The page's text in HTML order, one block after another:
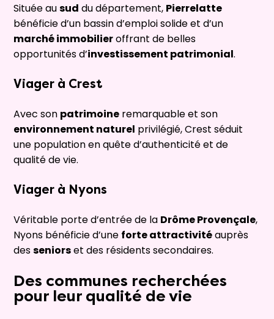
Située ausud du département, Pierrelatte
bénéficie d’un bassin d’emploi solide et d’un
marché immobilieroffrant de belles
opportunités d’investissement patrimonial.
Viager à Crest
Avec son patrimoine remarquable et son
environnement naturel privilégié, Crest séduit
une population en quête d’authenticité et de
qualité de vie.
Viager à Nyons
Véritable porte d’entrée de la Drôme Provençale,
Nyons bénéficie d’une forte attractivitéauprès
desseniorset des résidents secondaires.
Des communes recherchées
pour leur qualité de vie